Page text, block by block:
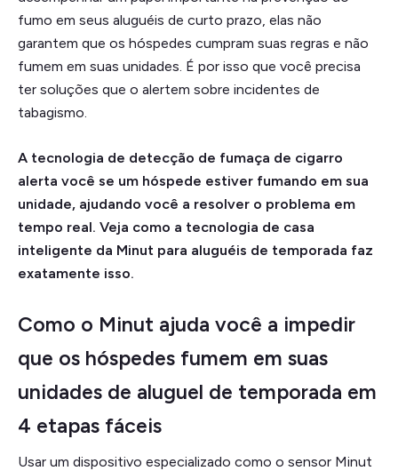
fumo em seus aluguéis de curto prazo, elas não
garantem que os hóspedes cumpram suas regras e não
fumem em suas unidades. É por isso que você precisa
ter soluções que o alertem sobre incidentes de
tabagismo.
A tecnologia de detecção de fumaça de cigarro
alerta você se um hóspede estiver fumando em sua
unidade, ajudando você a resolver o problema em
tempo real. Veja como a tecnologia de casa
inteligente da Minut para aluguéis de temporada faz
exatamente isso.
Como o Minut ajuda você a impedir
que os hóspedes fumem em suas
unidades de aluguel de temporada em
4 etapas fáceis
Usar um dispositivo especializado como o sensor Minut